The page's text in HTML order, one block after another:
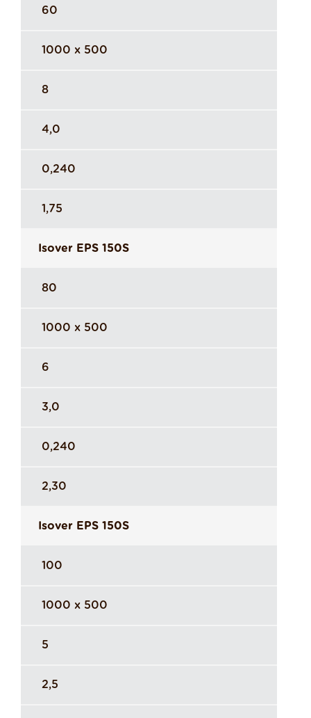
60
1000 x 500
8
4,0
0,240
1,75
Isover EPS 150S
80
1000 x 500
6
3,0
0,240
2,30
Isover EPS 150S
100
1000 x 500
5
2,5